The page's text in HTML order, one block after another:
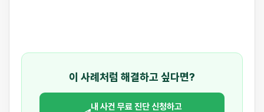
이 사례처럼 해결하고 싶다면?
내 사건 무료 진단 신청하고